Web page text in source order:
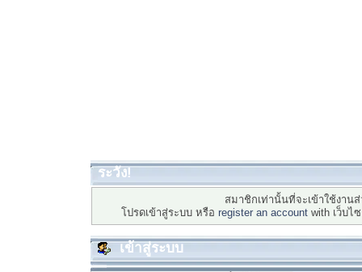
ระวัง!
สมาชิกเท่านั้นที่จะเข้าใช้งาน
โปรดเข้าสู่ระบบ หรือ register an account with เว็บ
เข้าสู่ระบบ